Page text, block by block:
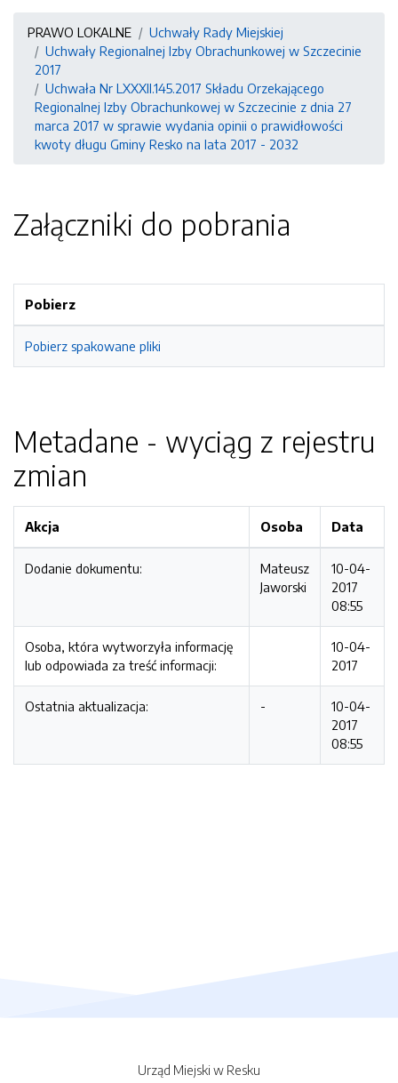
PRAWO LOKALNE
Uchwały Rady Miejskiej
Uchwały Regionalnej Izby Obrachunkowej w Szczecinie
2017
Uchwała Nr LXXXII.145.2017 Składu Orzekającego
Regionalnej Izby Obrachunkowej w Szczecinie z dnia 27
marca 2017 w sprawie wydania opinii o prawidłowości
kwoty długu Gminy Resko na lata 2017 - 2032
Załączniki do pobrania
Pobierz
Pobierz spakowane pliki
Metadane - wyciąg z rejestru
zmian
Akcja Osoba Data
Dodanie dokumentu:
Mateusz
Jaworski
10-04-
2017
08:55
Osoba, która wytworzyła informację
lub odpowiada za treść informacji:
10-04-
2017
Ostatnia aktualizacja: -
10-04-
2017
08:55
Urząd Miejski w Resku